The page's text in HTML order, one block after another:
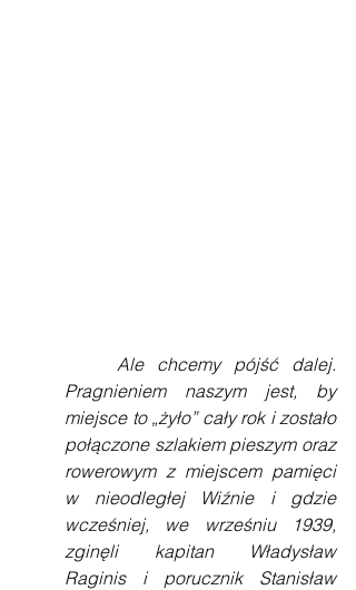
Ale chcemy pójść dalej.
Pragnieniem naszym jest, by
miejsce to „żyło” cały rok i zostało
połączone szlakiem pieszym oraz
rowerowym z miejscem pamięci
w nieodległej Wiźnie i gdzie
wcześniej, we wrześniu 1939,
zginęli kapitan Władysław
Raginis i porucznik Stanisław